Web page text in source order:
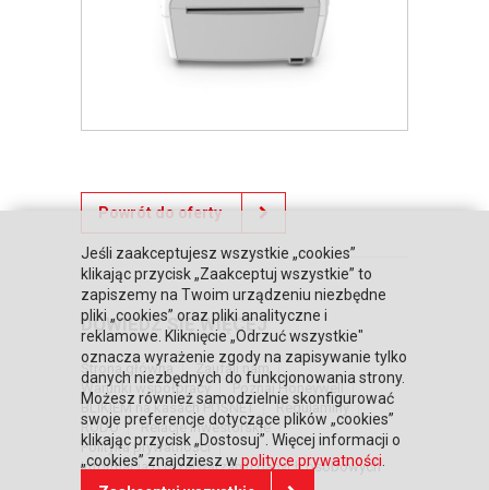
Powrót do oferty
DOWIEDZ SIĘ WIĘCEJ
Strona główna
Zaufali nam
Warunki współpracy
Poznaj Honeywell
BLIKIEM na kasach POSNET
Regulaminy
RODO
Relacje inwestorskie
Polityka prywatności
Informacja o przetwarzaniu danych osobowych
Jeśli zaakceptujesz wszystkie „cookies”
klikając przycisk „Zaakceptuj wszystkie” to
zapiszemy na Twoim urządzeniu niezbędne
pliki „cookies” oraz pliki analityczne i
reklamowe. Kliknięcie „Odrzuć wszystkie"
oznacza wyrażenie zgody na zapisywanie tylko
danych niezbędnych do funkcjonowania strony.
Możesz również samodzielnie skonfigurować
swoje preferencje dotyczące plików „cookies”
klikając przycisk „Dostosuj”. Więcej informacji o
„cookies” znajdziesz w polityce prywatności